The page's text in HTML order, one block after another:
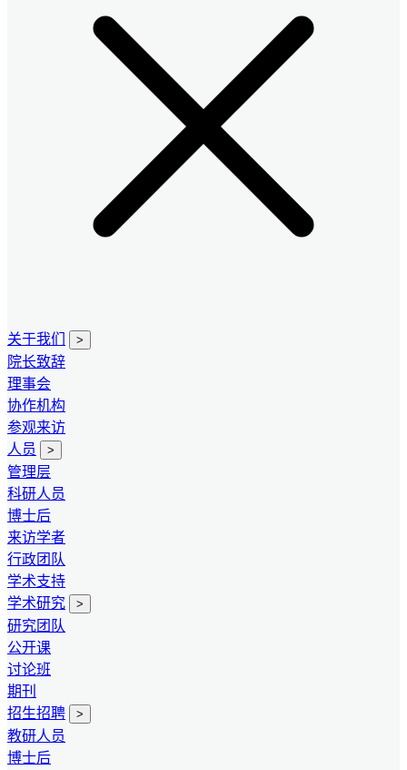
关于我们 >
院长致辞
理事会
协作机构
参观来访
人员
>
管理层
科研人员
博士后
来访学者
行政团队
学术支持
学术研究
>
研究团队
公开课
讨论班
期刊
招生招聘
>
教研人员
博士后